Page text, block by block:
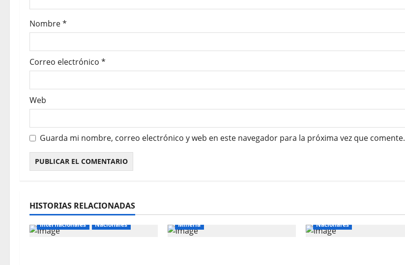
Nombre*
Correo electrónico *
Web
Guarda mi nombre, correo electrónico y web en este navegador para la próxima vez que comente.
HISTORIAS RELACIONADAS
Internacionales Nacionales Mineria Nacionales